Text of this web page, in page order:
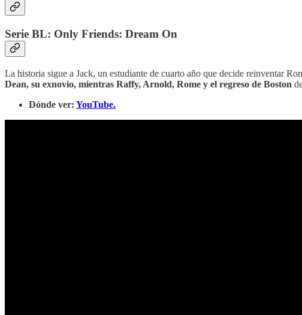
Serie BL: Only Friends: Dream On
La historia sigue a Jack, un estudiante de cuarto año que decide reinventar
Dean, su exnovio, mientras Raffy, Arnold, Rome y el regreso de Boston
Dónde ver: YouTube.